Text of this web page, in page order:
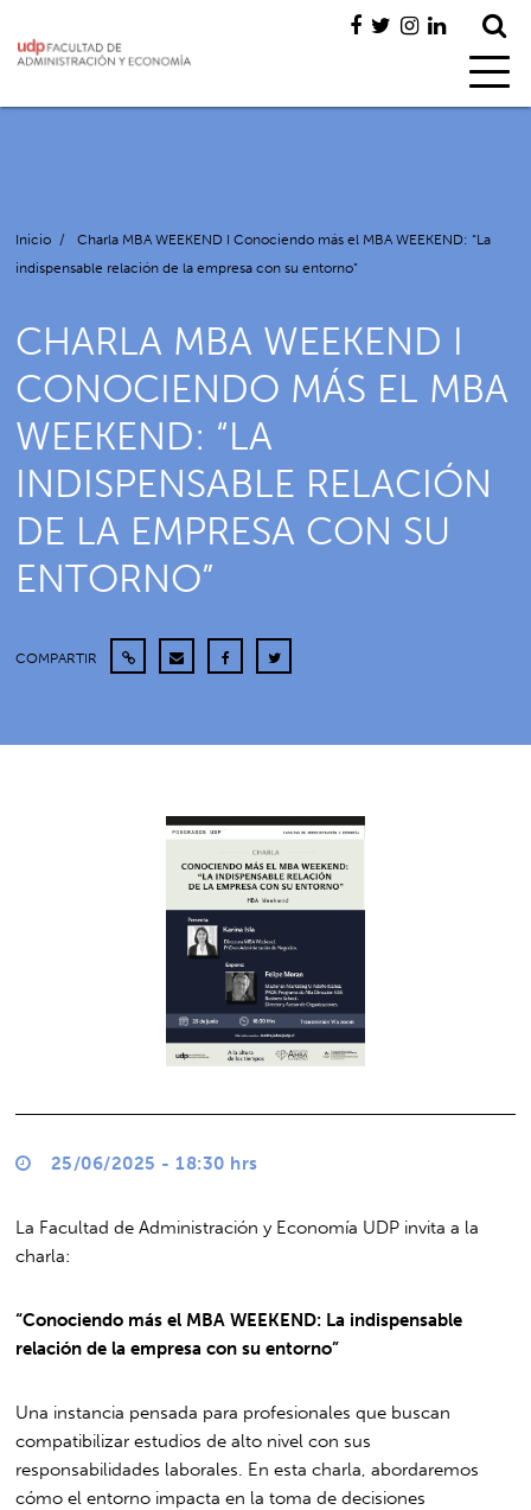
Inicio /
Charla MBA WEEKEND I Conociendo más el MBA WEEKEND: “La
indispensable relación de la empresa con su entorno”
CHARLA MBA WEEKEND I
CONOCIENDO MÁS EL MBA
WEEKEND: “LA
INDISPENSABLE RELACIÓN
DE LA EMPRESA CON SU
ENTORNO”
COMPARTIR
25/06/2025 - 18:30 hrs
La Facultad de Administración y Economía UDP invita a la
charla:
“Conociendo más el MBA WEEKEND: La indispensable
relación de la empresa con su entorno”
Una instancia pensada para profesionales que buscan
compatibilizar estudios de alto nivel con sus
responsabilidades laborales. En esta charla, abordaremos
cómo el entorno impacta en la toma de decisiones